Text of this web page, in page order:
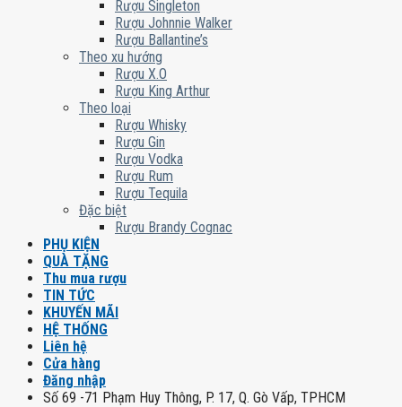
Rượu Singleton
Rượu Johnnie Walker
Rượu Ballantine’s
Theo xu hướng
Rượu X.O
Rượu King Arthur
Theo loại
Rượu Whisky
Rượu Gin
Rượu Vodka
Rượu Rum
Rượu Tequila
Đặc biệt
Rượu Brandy Cognac
PHỤ KIỆN
QUÀ TẶNG
Thu mua rượu
TIN TỨC
KHUYẾN MÃI
HỆ THỐNG
Liên hệ
Cửa hàng
Đăng nhập
Số 69 -71 Phạm Huy Thông, P. 17, Q. Gò Vấp, TPHCM